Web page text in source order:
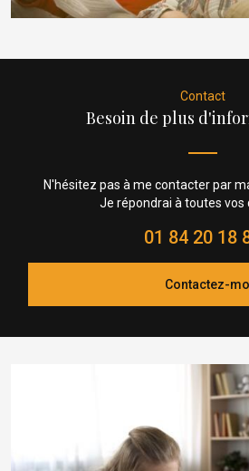
Contact
Besoin de plus
N'hésitez pas à me contacter par
Je répondrai à toutes vos
01 84 20 18
Contactez-